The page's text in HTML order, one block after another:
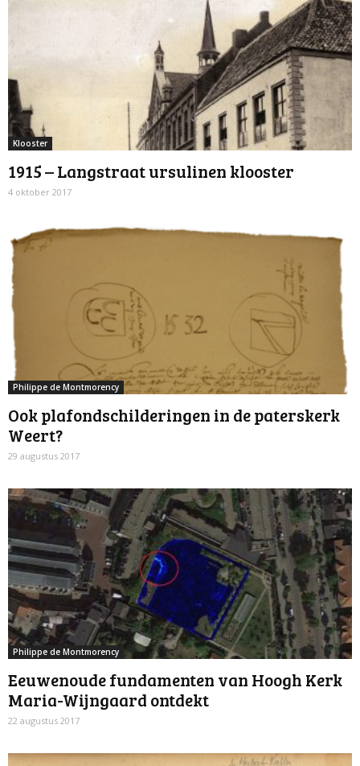
Klooster
1915 – Langstraat ursulinen klooster
4 oktober 2017
Philippe de Montmorency
Ook plafondschilderingen in de paterskerk
Weert?
29 augustus 2017
Philippe de Montmorency
Eeuwenoude fundamenten van Hoogh Kerk
Maria-Wijngaard ontdekt
22 augustus 2017